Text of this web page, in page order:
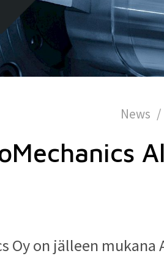
News
Oy on jälleen